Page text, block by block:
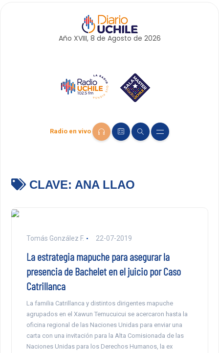
Año XVIII, 8 de Agosto de 2026
Radio en vivo
CLAVE: ANA LLAO
Tomás González F. 22-07-2019
La estrategia mapuche para asegurar la
presencia de Bachelet en el juicio por Caso
Catrillanca
La familia Catrillanca y distintos dirigentes mapuche
agrupados en el Xawun Temucuicui se acercaron hasta la
oficina regional de las Naciones Unidas para enviar una
carta con una invitación para la Alta Comisionada de las
Naciones Unidas para los Derechos Humanos, la ex